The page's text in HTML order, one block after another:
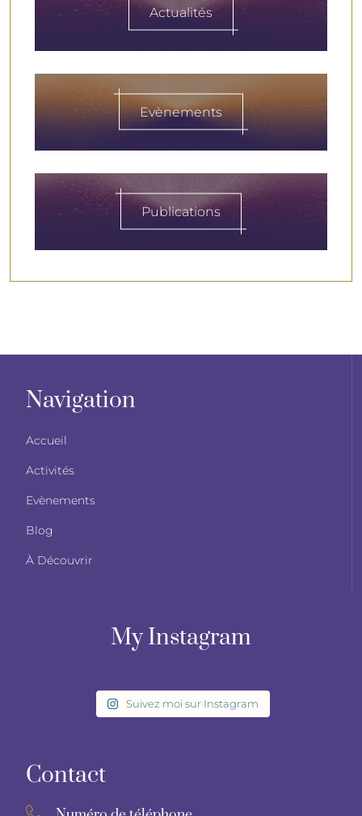
Actualités
Evènements
Publications
Navigation
Accueil
Activités
Evènements
Blog
À Découvrir
My Instagram
Suivez moi sur Instagram
Contact